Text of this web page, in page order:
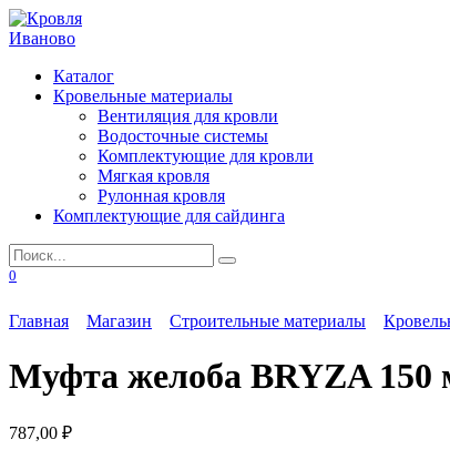
Перейти
к
Каталог
Кровельные материалы
Вентиляция для кровли
Водосточные системы
Комплектующие для кровли
Мягкая кровля
Рулонная кровля
Комплектующие для сайдинга
Search
for:
0
Главная Магазин Строительные материалы
Муфта желоба BRYZA 150
787,00 ₽